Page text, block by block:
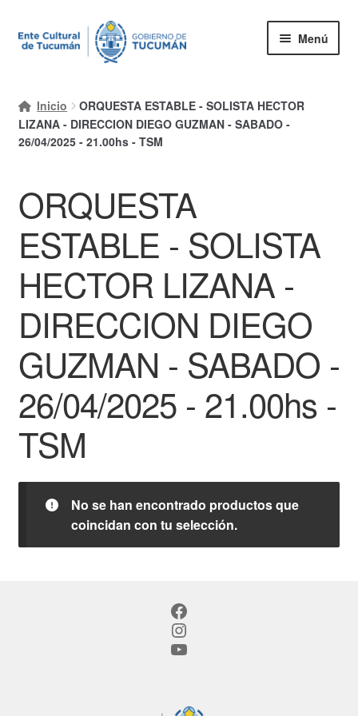
Ir
a
Ir
al
Menú
Mi cuenta
Finalizar compra
Ayuda Rapida
Inicio
ORQUESTA ESTABLE - SOLISTA HECTOR
LIZANA - DIRECCION DIEGO GUZMAN - SABADO -
26/04/2025 - 21.00hs - TSM
ORQUESTA
ESTABLE - SOLISTA
HECTOR LIZANA -
DIRECCION DIEGO
GUZMAN - SABADO -
26/04/2025 - 21.00hs -
TSM
No se han encontrado productos que
coincidan con tu selección.
Facebook
Instagram
YouTube